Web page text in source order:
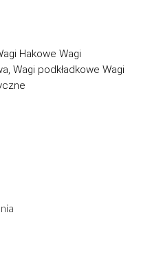
Hakowe Wagi
Wagi podkładkowe Wagi